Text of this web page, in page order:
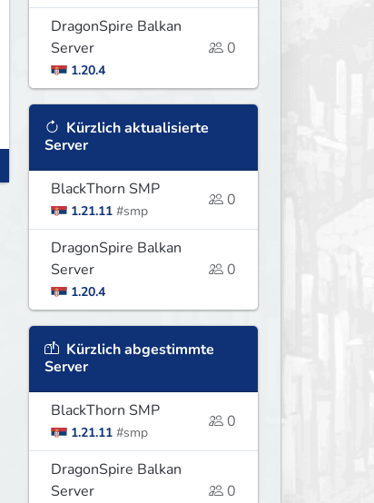
DragonSpire Balkan
Server
1.20.4
0
Kürzlich aktualisierte
Server
BlackThorn SMP
1.21.11 #smp
0
DragonSpire Balkan
Server
1.20.4
0
Kürzlich abgestimmte
Server
BlackThorn SMP
1.21.11 #smp
0
DragonSpire Balkan
Server
0